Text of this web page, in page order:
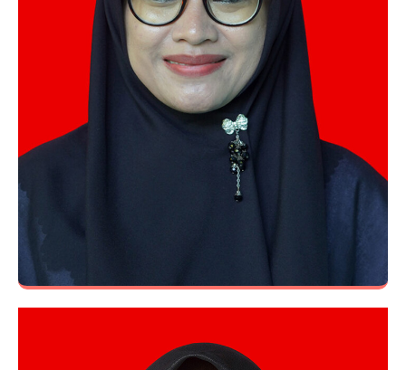
Ani Yustiana, S.Pd.
Guru Matematika